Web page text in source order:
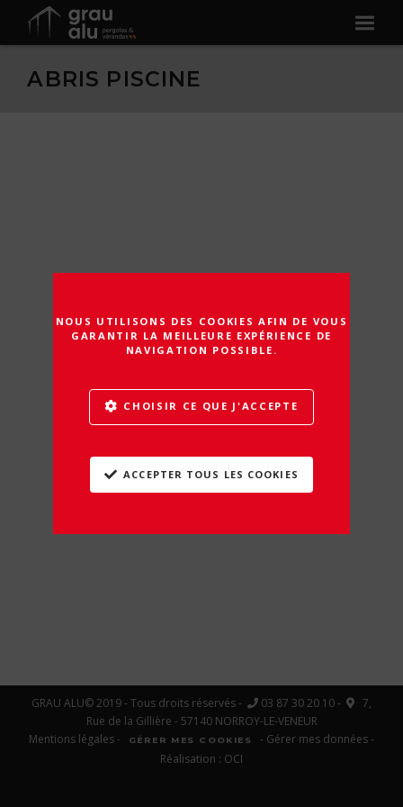
ABRIS PISCINE
GRAU ALU© 2019 - Tous droits réservés - 03 87 30 20 10 -
7,
Rue de la Gillière - 57140 NORROY-LE-VENEUR
Mentions légales- GÉRER MES COOKIES - Gérer mes données-
Réalisation : OCI
NOUS UTILISONS DES COOKIES AFIN DE VOUS
GARANTIR LA MEILLEURE EXPÉRIENCE DE
NAVIGATION POSSIBLE.
CHOISIR CE QUE J'ACCEPTE
ACCEPTER TOUS LES COOKIES